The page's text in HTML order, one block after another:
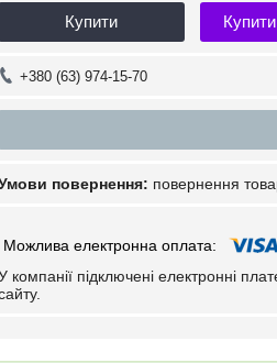
Купити
+380 (63) 974-15-70
повернення
компанії підключені електронні